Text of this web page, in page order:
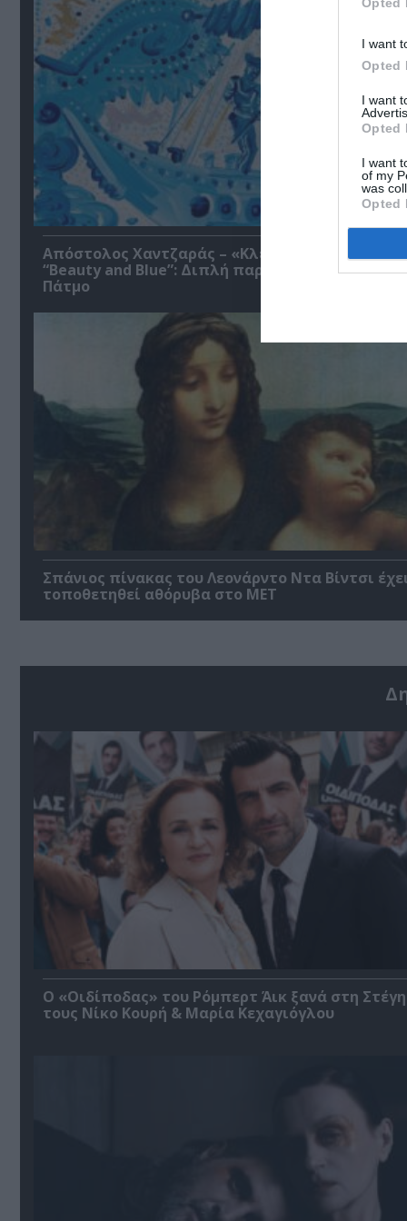
I want
Opted
I want
Opted
I want
of my
was
Opted
Απόστολος Χαντζαράς – «Κλεμμένος Πειρατής» &
“Beauty and Blue”: Διπλή παράλληλη έκθεση
Πάτμο
Σπάνιος πίνακας του Λεονάρντο Ντα Βίντσι
τοποθετηθεί αθόρυβα στο MET
O «Οιδίποδας» του Ρόμπερτ Άικ ξανά στη
τους Νίκο Κουρή & Μαρία Κεχαγιόγλου